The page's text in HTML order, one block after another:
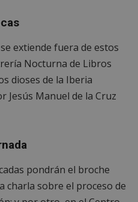
extiende fuera de estos
Nocturna de Libros
dioses de la Iberia
Jesús Manuel de la Cruz
pondrán el broche
charla sobre el proceso de